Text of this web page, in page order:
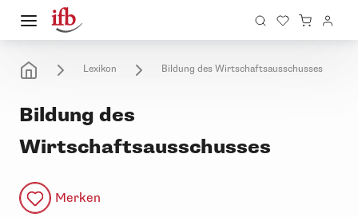
Lexikon Bildung des Wirtschaftsausschusses
Bildung des
Wirtschaftsausschusses
Merken